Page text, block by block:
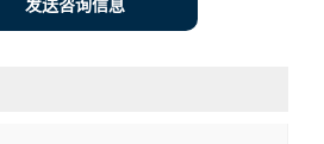
发送咨询信息